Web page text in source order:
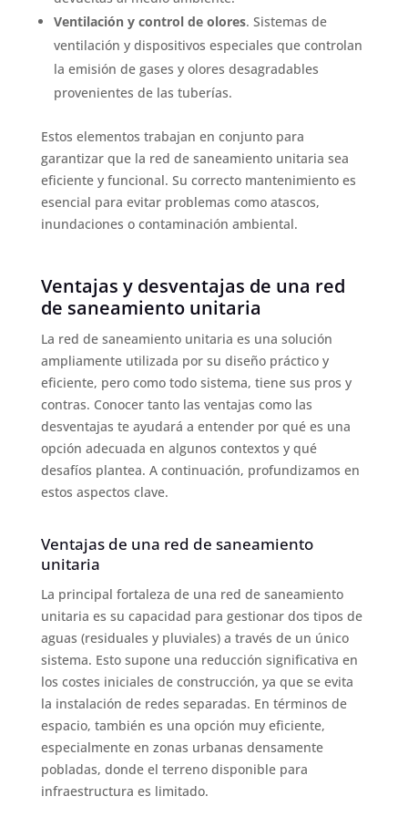
Ventilación y control de olores. Sistemas de
ventilación y dispositivos especiales que controlan
la emisión de gases y olores desagradables
provenientes de las tuberías.
Estos elementos trabajan en conjunto para
garantizar que la red de saneamiento unitaria sea
eficiente y funcional. Su correcto mantenimiento es
esencial para evitar problemas como atascos,
inundaciones o contaminación ambiental.
Ventajas y desventajas de una red
de saneamiento unitaria
La red de saneamiento unitaria es una solución
ampliamente utilizada por su diseño práctico y
eficiente, pero como todo sistema, tiene sus pros y
contras. Conocer tanto las ventajas como las
desventajas te ayudará a entender por qué es una
opción adecuada en algunos contextos y qué
desafíos plantea. A continuación, profundizamos en
estos aspectos clave.
Ventajas de una red de saneamiento
unitaria
La principal fortaleza de una red de saneamiento
unitaria es su capacidad para gestionar dos tipos de
aguas (residuales y pluviales) a través de un único
sistema. Esto supone una reducción significativa en
los costes iniciales de construcción, ya que se evita
la instalación de redes separadas. En términos de
espacio, también es una opción muy eficiente,
especialmente en zonas urbanas densamente
pobladas, donde el terreno disponible para
infraestructura es limitado.